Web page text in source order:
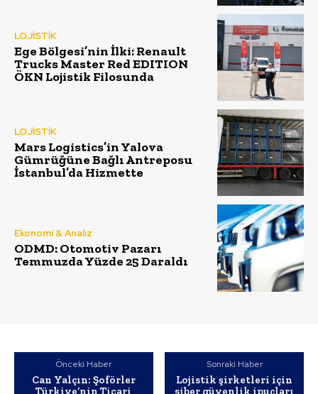
LOJİSTİK
Ege Bölgesi’nin İlki: Renault
Trucks Master Red EDITION
ÖKN Lojistik Filosunda
LOJİSTİK
Mars Logistics’in Yalova
Gümrüğüne Bağlı Antreposu
İstanbul’da Hizmette
Ekonomi & Analiz
ODMD: Otomotiv Pazarı
Temmuzda Yüzde 25 Daraldı
Önceki Haber
Can Yalçın: Şoförler
Türkiye’nin Ticari
Sonraki Haber
Lojistik şirketleri için
siber güvenlik ipuçları